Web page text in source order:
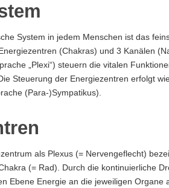
System in jedem Menschen ist das
(Chakras) und 3 Kanälen
„Plexi“) steuern die vitalen
Steuerung der Energiezentren erfolgt
(Para-)Sympatikus).
als Plexus (= Nervengeflecht)
(= Rad). Durch die kontinuierliche
Ebene Energie an die jeweiligen Organe